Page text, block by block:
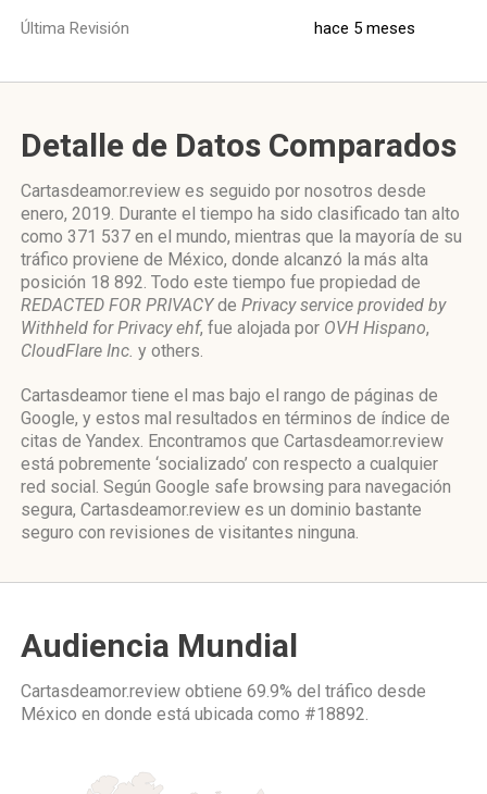
Última Revisión hace 5 meses
Detalle de Datos Comparados
Cartasdeamor.review es seguido por nosotros desde
enero, 2019. Durante el tiempo ha sido clasificado tan alto
como 371 537 en el mundo, mientras que la mayoría de su
tráfico proviene de México, donde alcanzó la más alta
posición 18 892. Todo este tiempo fue propiedad de
REDACTED FOR PRIVACYde Privacy service provided by
Withheld for Privacy ehf, fue alojada por OVH Hispano,
CloudFlare Inc. y others.
Cartasdeamor tiene el mas bajo el rango de páginas de
Google, y estos mal resultados en términos de índice de
citas de Yandex. Encontramos que Cartasdeamor.review
está pobremente ‘socializado’ con respecto a cualquier
red social. Según Google safe browsing para navegación
segura, Cartasdeamor.review es un dominio bastante
seguro con revisiones de visitantes ninguna.
Audiencia Mundial
Cartasdeamor.review obtiene 69.9% del tráfico desde
México en donde está ubicada como #18892.